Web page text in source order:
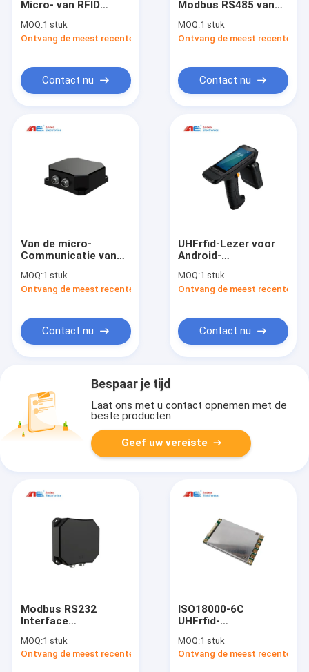
Micro- van RFID
Interfacesteun
Modbus TCP van
Lezer/IP Mededeling
MOQ:1 stuk
Ontvang de meest recente Prijs
Contact nu
Modbus RS485 van
UHFiso18000-6c
Protocol voor
Producten en
Goederen
MOQ:1 stuk
Ontvang de meest recente
Contact nu
Van de micro-
Communicatie van
de UHFrfid Lezer met
M12-Interface voor
MOQ:1 stuk
Ontvang de meest recente Prijs
Contact nu
UHFrfid-Lezer voor
Android-
Mobiele Terminal van
het Pakhuis de
MOQ:1 stuk
Ontvang de meest recente
Contact nu
Bespaar je tijd
Laat ons met u contact opnemen met de
beste producten.
Geef uw vereiste
Modbus RS232
Interface
ISO18000-6C
Industriële RFID-lezer
MOQ:1 stuk
Ontvang de meest recente Prijs
ISO18000-6C
UHFrfid-
Power1-32dBm voor
de Machine van de
MOQ:1 stuk
Ontvang de meest recente